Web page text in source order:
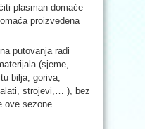
plasman domaće
proizvedena
putovanja radi
(sjeme,
bilja, goriva,
strojevi,… ), bez
ove sezone.